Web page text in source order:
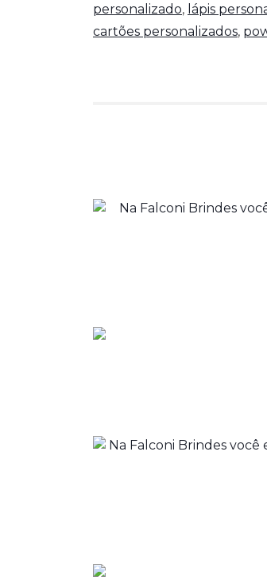
personalizado, lápis
cartões personalizados,